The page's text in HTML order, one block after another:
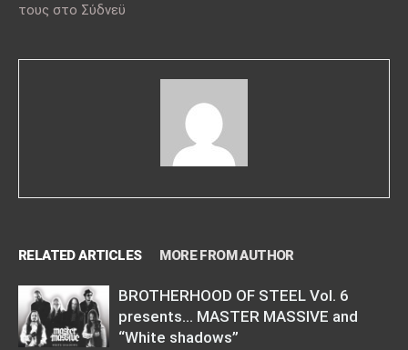
τους στο Σύδνεϋ
RELATED ARTICLES MORE FROM AUTHOR
BROTHERHOOD OF STEEL Vol. 6
presents… MASTER MASSIVE and
“White shadows”